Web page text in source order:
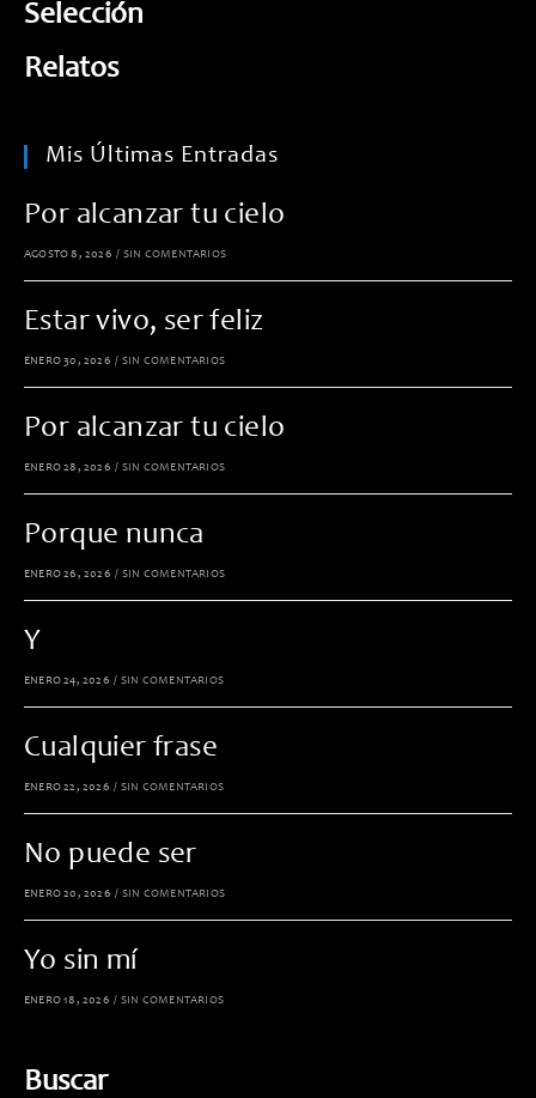
Selección
Relatos
Mis Últimas Entradas
Por alcanzar tu cielo
AGOSTO 8, 2026 / SIN COMENTARIOS
Estar vivo, ser feliz
ENERO 30, 2026 / SIN COMENTARIOS
Por alcanzar tu cielo
ENERO 28, 2026 / SIN COMENTARIOS
Porque nunca
ENERO 26, 2026 / SIN COMENTARIOS
Y
ENERO 24, 2026 / SIN COMENTARIOS
Cualquier frase
ENERO 22, 2026 / SIN COMENTARIOS
No puede ser
ENERO 20, 2026 / SIN COMENTARIOS
Yo sin mí
ENERO 18, 2026 / SIN COMENTARIOS
Buscar